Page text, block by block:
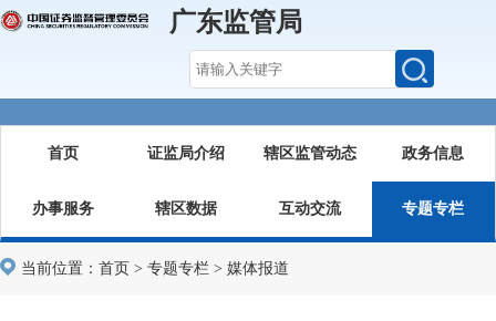
广东监管局
首页 证监局介绍 辖区监管动态 政务信息
办事服务 辖区数据 互动交流 专题专栏
当前位置： 首页 > 专题专栏 > 媒体报道